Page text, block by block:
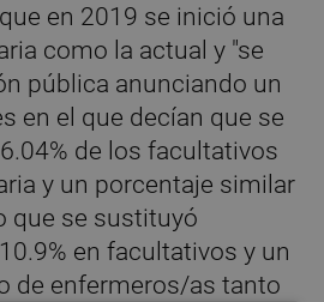
en 2019 se inició una
como la actual y "se
pública anunciando un
en el que decían que se
de los facultativos
y un porcentaje similar
que se sustituyó
en facultativos y un
de enfermeros/as tanto